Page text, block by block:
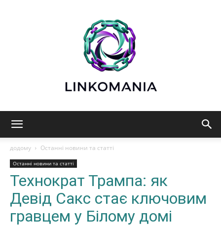
Технології,
ШІ
додому Останні новини та статті
Останні новини та статті
Технократ Трампа: як
Девід Сакс стає ключовим
гравцем у Білому домі